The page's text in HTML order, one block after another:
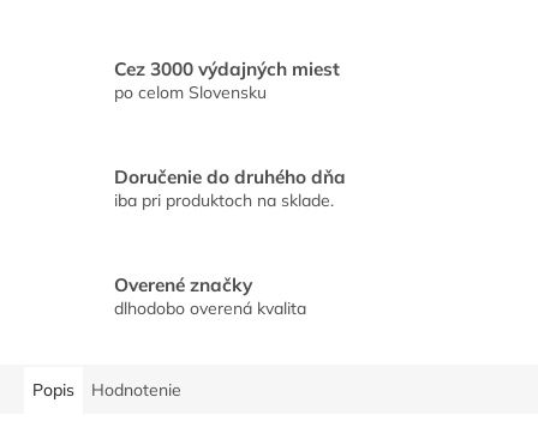
Cez 3000 výdajných miest
po celom Slovensku
Doručenie do druhého dňa
iba pri produktoch na sklade.
Overené značky
dlhodobo overená kvalita
Popis Hodnotenie